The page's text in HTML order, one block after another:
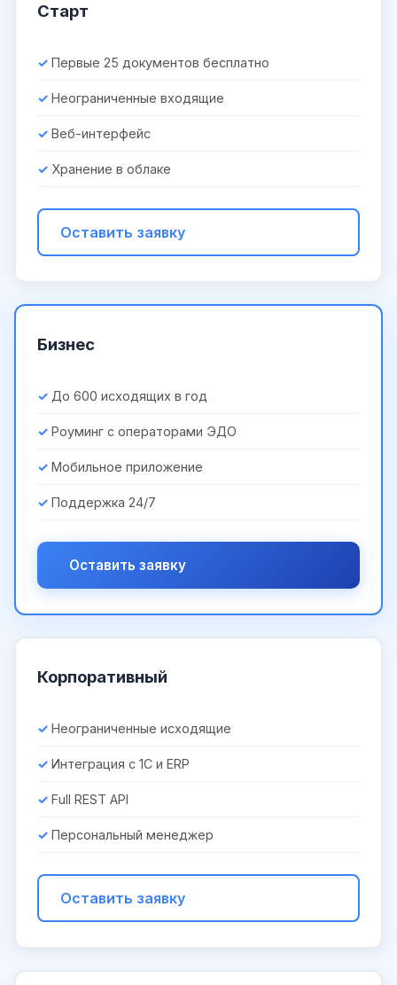
Старт
Первые 25 документов бесплатно
Неограниченные входящие
Веб-интерфейс
Хранение в облаке
Оставить заявку
Бизнес
До 600 исходящих в год
Роуминг с операторами ЭДО
Мобильное приложение
Поддержка 24/7
Оставить заявку
Корпоративный
Неограниченные исходящие
Интеграция с 1С и ERP
Full REST API
Персональный менеджер
Оставить заявку